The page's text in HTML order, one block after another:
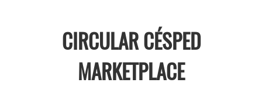
CIRCULAR CÉSPED
MARKETPLACE